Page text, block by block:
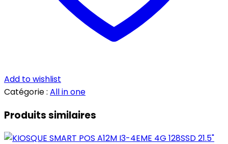
Add to wishlist
Catégorie : All in one
Produits similaires